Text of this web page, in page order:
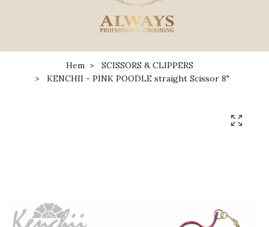
Hem
SCISSORS & CLIPPERS
KENCHII - PINK POODLE straight Scissor 8"